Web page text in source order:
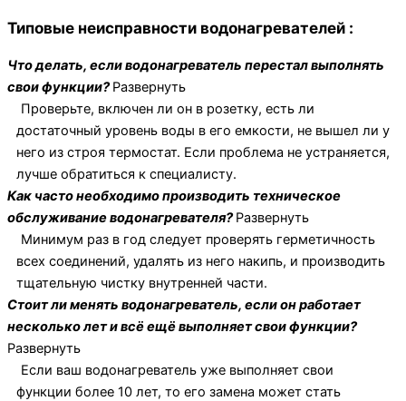
Типовые неисправности водонагревателей :
Что делать, если водонагреватель перестал выполнять
свои функции?Развернуть
Проверьте, включен ли он в розетку, есть ли
достаточный уровень воды в его емкости, не вышел ли у
него из строя термостат. Если проблема не устраняется,
лучше обратиться к специалисту.
Как часто необходимо производить техническое
обслуживание водонагревателя?Развернуть
Минимум раз в год следует проверять герметичность
всех соединений, удалять из него накипь, и производить
тщательную чистку внутренней части.
Стоит ли менять водонагреватель, если он работает
несколько лет и всё ещё выполняет свои функции?
Развернуть
Если ваш водонагреватель уже выполняет свои
функции более 10 лет, то его замена может стать